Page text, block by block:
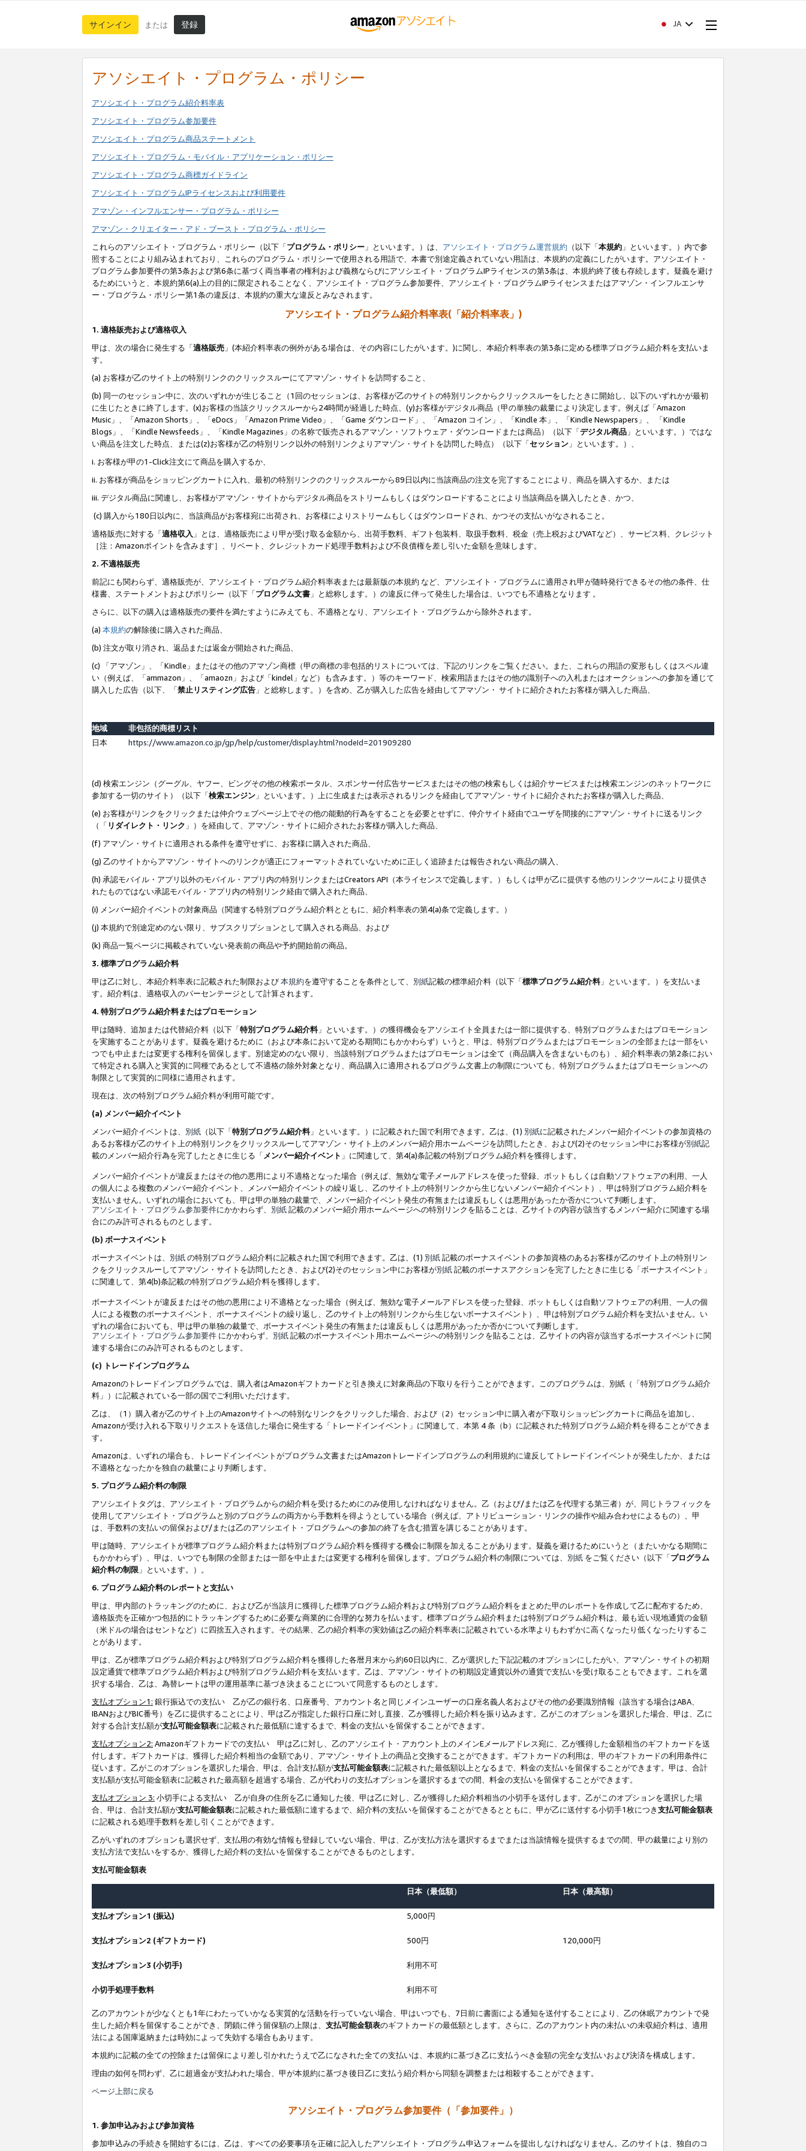
サインイン または 登録 JA
アソシエイト・プログラム・ポリシー
アソシエイト・プログラム紹介料率表
アソシエイト・プログラム参加要件
アソシエイト・プログラム商品ステートメント
アソシエイト・プログラム・モバイル・アプリケーション・ポリシー
アソシエイト・プログラム商標ガイドライン
アソシエイト・プログラムIPライセンスおよび利用要件
アマゾン・インフルエンサー・プログラム・ポリシー
アマゾン・クリエイター・アド・ブースト・プログラム・ポリシー
これらのアソシエイト・プログラム・ポリシー（以下「プログラム・ポリシー 」といいます。）は、 アソシエイト・プログラム運営規約 （以下「本規約 」といいます。）内で参
照することにより組み込まれており、これらのプログラム・ポリシーで使用される用語で、本書で別途定義されていない用語は、本規約の定義にしたがいます。アソシエイト・
プログラム参加要件の第3条および第6条に基づく両当事者の権利および義務ならびにアソシエイト・プログラムIPライセンスの第3条は、本規約終了後も存続します。疑義を避け
るためにいうと、本規約第6(a)上の目的に限定されることなく、アソシエイト・プログラム参加要件、アソシエイト・プログラムIPライセンスまたはアマゾン・インフルエンサ
ー・プログラム・ポリシー第1条の違反は、本規約の重大な違反とみなされます。
アソシエイト・プログラム紹介料率表(「紹介料率表」)
1. 適格販売および適格収入
甲は、次の場合に発生する「適格販売 」(本紹介料率表の例外がある場合は、その内容にしたがいます。)に関し、本紹介料率表の第3条に定める標準プログラム紹介料を支払いま
す。
(a) お客様が乙のサイト上の特別リンクのクリックスルーにてアマゾン・サイトを訪問すること、
(b) 同一のセッション中に、次のいずれかが生じること（1回のセッションは、お客様が乙のサイトの特別リンクからクリックスルーをしたときに開始し、以下のいずれかが最初
に生じたときに終了します。(x)お客様の当該クリックスルーから24時間が経過した時点、(y)お客様がデジタル商品（甲の単独の裁量により決定します。例えば「Amazon
Music」、「Amazon Shorts」、「eDocs」「Amazon Prime Video」、「Game ダウンロード」、「Amazon コイン」、「Kindle 本」、「Kindle Newspapers」、 「Kindle
Blogs」、「Kindle Newsfeeds」、「Kindle Magazines」の名称で販売されるアマゾン・ソフトウェア・ダウンロードまたは商品）（以下「デジタル商品 」といいます。）ではな
い商品を注文した時点、または(z)お客様が乙の特別リンク以外の特別リンクよりアマゾン・サイトを訪問した時点）（以下「セッション 」といいます。）、
i. お客様が甲の1-Click注文にて商品を購入するか、
ii. お客様が商品をショッピングカートに入れ、最初の特別リンクのクリックスルーから89日以内に当該商品の注文を完了することにより、商品を購入するか、または
iii. デジタル商品に関連し、お客様がアマゾン・サイトからデジタル商品をストリームもしくはダウンロードすることにより当該商品を購入したとき、かつ、
(c) 購入から180日以内に、当該商品がお客様宛に出荷され、お客様によりストリームもしくはダウンロードされ、かつその支払いがなされること。
適格販売に対する「適格収入 」とは、適格販売により甲が受け取る金額から、出荷手数料、ギフト包装料、取扱手数料、税金（売上税およびVATなど）、サービス料、クレジット
［注：Amazonポイントを含みます］、リベート、クレジットカード処理手数料および不良債権を差し引いた金額を意味します。
2. 不適格販売
前記にも関わらず、適格販売が、アソシエイト・プログラム紹介料率表または最新版の本規約 など、アソシエイト・プログラムに適用され甲が随時発行できるその他の条件、仕
様書、ステートメントおよびポリシー（以下「プログラム文書 」と総称します。）の違反に伴って発生した場合は、いつでも不適格となります 。
さらに、以下の購入は適格販売の要件を満たすようにみえても、不適格となり、アソシエイト・プログラムから除外されます。
(a) 本規約の解除後に購入された商品、
(b) 注文が取り消され、返品または返金が開始された商品、
(c) 「アマゾン」、「Kindle」またはその他のアマゾン商標（甲の商標の非包括的リストについては、下記のリンクをご覧ください。また、これらの用語の変形もしくはスペル違
い（例えば、「ammazon」、「amaozn」および「kindel」など）も含みます。）等のキーワード、検索用語またはその他の識別子への入札またはオークションへの参加を通じて
購入した広告（以下、「禁止リスティング広告 」と総称します。）を含め、乙が購入した広告を経由してアマゾン・ サイトに紹介されたお客様が購入した商品、
地域
非包括的商標リスト
日本
https://www.amazon.co.jp/gp/help/customer/display.html?nodeId=201909280
(d) 検索エンジン（グーグル、ヤフー、ビングその他の検索ポータル、スポンサー付広告サービスまたはその他の検索もしくは紹介サービスまたは検索エンジンのネットワークに
参加する一切のサイト）（以下「検索エンジン 」といいます。）上に生成または表示されるリンクを経由してアマゾン・サイトに紹介されたお客様が購入した商品、
(e) お客様がリンクをクリックまたは仲介ウェブページ上でその他の能動的行為をすることを必要とせずに、仲介サイト経由でユーザを間接的にアマゾン・サイトに送るリンク
（「 リダイレクト・リンク 」）を経由して、アマゾン・サイトに紹介されたお客様が購入した商品、
(f) アマゾン・サイトに適用される条件を遵守せずに、お客様に購入された商品、
(g) 乙のサイトからアマゾン・サイトへのリンクが適正にフォーマットされていないために正しく追跡または報告されない商品の購入、
(h) 承認モバイル・アプリ以外のモバイル・アプリ内の特別リンクまたはCreators API（本ライセンスで定義します。）もしくは甲が乙に提供する他のリンクツールにより提供さ
れたものではない承認モバイル・アプリ内の特別リンク経由で購入された商品、
(i) メンバー紹介イベントの対象商品（関連する特別プログラム紹介料とともに、紹介料率表の第4(a)条で定義します。）
(j) 本規約で別途定めのない限り、サブスクリプションとして購入される商品、および
(k) 商品一覧ページに掲載されていない発表前の商品や予約開始前の商品。
3. 標準プログラム紹介料
甲は乙に対し、本紹介料率表に記載された制限および本規約を遵守することを条件として、 別紙記載の標準紹介料（以下「標準プログラム紹介料」といいます。）を支払いま
す。紹介料は、適格収入のパーセンテージとして計算されます。
4. 特別プログラム紹介料またはプロモーション
甲は随時、追加または代替紹介料（以下「特別プログラム紹介料」といいます。）の獲得機会をアソシエイト全員または一部に提供する、特別プログラムまたはプロモーション
を実施することがあります。疑義を避けるために（および本条において定める期間にもかかわらず）いうと、甲は、特別プログラムまたはプロモーションの全部または一部をい
つでも中止または変更する権利を留保します。別途定めのない限り、当該特別プログラムまたはプロモーションは全て（商品購入を含まないものも）、紹介料率表の第2条におい
て特定される購入と実質的に同種であるとして不適格の除外対象となり、商品購入に適用されるプログラム文書上の制限についても、特別プログラムまたはプロモーションへの
制限として実質的に同様に適用されます。
現在は、次の特別プログラム紹介料が利用可能です。
(a) メンバー紹介イベント
メンバー紹介イベントは、 別紙 （以下「特別プログラム紹介料」といいます。）に記載された国で利用できます。乙は、(1) 別紙に記載されたメンバー紹介イベントの参加資格の
あるお客様が乙のサイト上の特別リンクをクリックスルーしてアマゾン・サイト上のメンバー紹介用ホームページを訪問したとき、および(2)そのセッション中にお客様が別紙記
載のメンバー紹介行為を完了したときに生じる「 メンバー紹介イベント 」に関連して、第4(a)条記載の特別プログラム紹介料を獲得します。
メンバー紹介イベントが違反またはその他の悪用により不適格となった場合（例えば、無効な電子メールアドレスを使った登録、ボットもしくは自動ソフトウェアの利用、一人
の個人による複数のメンバー紹介イベント、メンバー紹介イベントの繰り返し、乙のサイト上の特別リンクから生じないメンバー紹介イベント）、甲は特別プログラム紹介料を
支払いません。いずれの場合においても、甲は甲の単独の裁量で、メンバー紹介イベント発生の有無または違反もしくは悪用があったか否かについて判断します。
アソシエイト・プログラム参加要件にかかわらず、 別紙記載のメンバー紹介用ホームページへの特別リンクを貼ることは、乙サイトの内容が該当するメンバー紹介に関連する場
合にのみ許可されるものとします。
(b) ボーナスイベント
ボーナスイベントは、 別紙の特別プログラム紹介料に記載された国で利用できます。乙は、(1) 別紙記載のボーナスイベントの参加資格のあるお客様が乙のサイト上の特別リン
クをクリックスルーしてアマゾン・サイトを訪問したとき、および(2)そのセッション中にお客様が別紙記載のボーナスアクションを完了したときに生じる「ボーナスイベント」
に関連して、第4(b)条記載の特別プログラム紹介料を獲得します。
ボーナスイベントが違反またはその他の悪用により不適格となった場合（例えば、無効な電子メールアドレスを使った登録、ボットもしくは自動ソフトウェアの利用、一人の個
人による複数のボーナスイベント、ボーナスイベントの繰り返し、乙のサイト上の特別リンクから生じないボーナスイベント）、甲は特別プログラム紹介料を支払いません。い
ずれの場合においても、甲は甲の単独の裁量で、ボーナスイベント発生の有無または違反もしくは悪用があったか否かについて判断します。
アソシエイト・プログラム参加要件 にかかわらず、 別紙記載のボーナスイベント用ホームページへの特別リンクを貼ることは、乙サイトの内容が該当するボーナスイベントに関
連する場合にのみ許可されるものとします。
(c) トレードインプログラム
Amazonのトレードインプログラムでは、購入者はAmazonギフトカードと引き換えに対象商品の下取りを行うことができます。このプログラムは、別紙（「特別プログラム紹介
料」）に記載されている一部の国でご利用いただけます。
乙は、（1）購入者が乙のサイト上のAmazonサイトへの特別なリンクをクリックした場合、および（2）セッション中に購入者が下取りショッピングカートに商品を追加し、
Amazonが受け入れる下取りリクエストを送信した場合に発生する「トレードインイベント」に関連して、本第 4 条（b）に記載された特別プログラム紹介料を得ることができま
す。
Amazonは、いずれの場合も、トレードインイベントがプログラム文書またはAmazonトレードインプログラムの利用規約に違反してトレードインイベントが発生したか、または
不適格となったかを独自の裁量により判断します。
5. プログラム紹介料の制限
アソシエイトタグは、アソシエイト・プログラムからの紹介料を受けるためにのみ使用しなければなりません。乙（および/または乙を代理する第三者）が、同じトラフィックを
使用してアソシエイト・プログラムと別のプログラムの両方から手数料を得ようとしている場合（例えば、アトリビューション・リンクの操作や組み合わせによるもの）、甲
は、手数料の支払いの留保および/または乙のアソシエイト・プログラムへの参加の終了を含む措置を講じることがあります。
甲は随時、アソシエイトが標準プログラム紹介料または特別プログラム紹介料を獲得する機会に制限を加えることがあります。疑義を避けるためにいうと（またいかなる期間に
もかかわらず）、甲は、いつでも制限の全部または一部を中止または変更する権利を留保します。プログラム紹介料の制限については、 別紙 をご覧ください（以下「プログラム
紹介料の制限 」といいます。）。
6. プログラム紹介料のレポートと支払い
甲は、甲内部のトラッキングのために、および乙が当該月に獲得した標準プログラム紹介料および特別プログラム紹介料をまとめた甲のレポートを作成して乙に配布するため、
適格販売を正確かつ包括的にトラッキングするために必要な商業的に合理的な努力を払います。標準プログラム紹介料または特別プログラム紹介料は、最も近い現地通貨の金額
（米ドルの場合はセントなど）に四捨五入されます。その結果、乙の紹介料率の実効値は乙の紹介料率表に記載されている水準よりもわずかに高くなったり低くなったりするこ
とがあります。
甲は、乙が標準プログラム紹介料および特別プログラム紹介料を獲得した各暦月末から約60日以内に、乙が選択した下記記載のオプションにしたがい、アマゾン・サイトの初期
設定通貨で標準プログラム紹介料および特別プログラム紹介料を支払います。乙は、アマゾン・サイトの初期設定通貨以外の通貨で支払いを受け取ることもできます。これを選
択する場合、乙は、為替レートは甲の運用基準に基づき決まることについて同意するものとします。
支払オプション1: 銀行振込での支払い 乙が乙の銀行名、口座番号、アカウント名と同じメインユーザーの口座名義人名およびその他の必要識別情報（該当する場合はABA、
IBANおよびBIC番号）を乙に提供することにより、甲は乙が指定した銀行口座に対し直接、乙が獲得した紹介料を振り込みます。乙がこのオプションを選択した場合、甲は、乙に
対する合計支払額が支払可能金額表に記載された最低額に達するまで、料金の支払いを留保することができます。
支払オプション2: Amazonギフトカードでの支払い 甲は乙に対し、乙のアソシエイト・アカウント上のメインEメールアドレス宛に、乙が獲得した金額相当のギフトカードを送
付します。ギフトカードは、獲得した紹介料相当の金額であり、アマゾン・サイト上の商品と交換することができます。ギフトカードの利用は、甲のギフトカードの利用条件に
従います。乙がこのオプションを選択した場合、甲は、合計支払額が支払可能金額表に記載された最低額以上となるまで、料金の支払いを留保することができます。甲は、合計
支払額が支払可能金額表に記載された最高額を超過する場合、乙が代わりの支払オプションを選択するまでの間、料金の支払いを留保することができます。
支払オプション 3: 小切手による支払い 乙が自身の住所を乙に通知した後、甲は乙に対し、乙が獲得した紹介料相当の小切手を送付します。乙がこのオプションを選択した場
合、甲は、合計支払額が支払可能金額表に記載された最低額に達するまで、紹介料の支払いを留保することができるとともに、甲が乙に送付する小切手1枚につき支払可能金額表
に記載される処理手数料を差し引くことができます。
乙がいずれのオプションも選択せず、支払用の有効な情報も登録していない場合、甲は、乙が支払方法を選択するまでまたは当該情報を提供するまでの間、甲の裁量により別の
支払方法で支払いをするか、獲得した紹介料の支払いを留保することができるものとします。
支払可能金額表
日本（最低額） 日本（最高額）
支払オプション1 (振込) 5,000円
支払オプション2 (ギフトカード) 500円 120,000円
支払オプション3 (小切手) 利用不可
小切手処理手数料 利用不可
乙のアカウントが少なくとも1年にわたっていかなる実質的な活動を行っていない場合、甲はいつでも、7日前に書面による通知を送付することにより、乙の休眠アカウントで発
生した紹介料を留保することができ、閉鎖に伴う留保額の上限は、 支払可能金額表のギフトカードの最低額とします。さらに、乙のアカウント内の未払いの未収紹介料は、適用
法による国庫返納または時効によって失効する場合もあります。
本規約に記載の全ての控除または留保により差し引かれたうえで乙になされた全ての支払いは、本規約に基づき乙に支払うべき金額の完全な支払いおよび決済を構成します。
理由の如何を問わず、乙に超過金が支払われた場合、甲が本規約に基づき後日乙に支払う紹介料から同額を調整または相殺することができます。
ページ上部に戻る
アソシエイト・プログラム参加要件（「参加要件」）
1. 参加申込みおよび参加資格
参加申込みの手続きを開始するには、乙は、すべての必要事項を正確に記入したアソシエイト・プログラム申込フォームを提出しなければなりません。乙のサイトは、独自のコ